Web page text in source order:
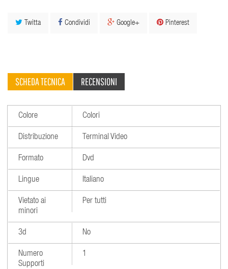
Twitta Condividi Google+ Pinterest
SCHEDA TECNICA RECENSIONI
Colore Colori
Distribuzione Terminal Video
Formato Dvd
Lingue Italiano
Vietato ai
minori
Per tutti
3d No
Numero
Supporti
1